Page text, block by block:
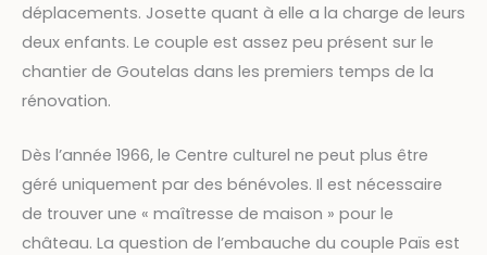
déplacements. Josette quant à elle a la charge de leurs
deux enfants. Le couple est assez peu présent sur le
chantier de Goutelas dans les premiers temps de la
rénovation.
Dès l’année 1966, le Centre culturel ne peut plus être
géré uniquement par des bénévoles. Il est nécessaire
de trouver une « maîtresse de maison » pour le
château. La question de l’embauche du couple Païs est